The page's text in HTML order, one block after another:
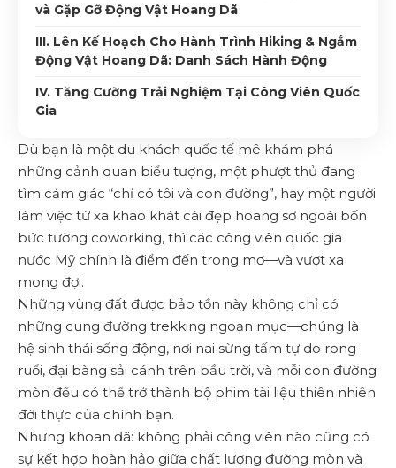
và Gặp Gỡ Động Vật Hoang Dã
III. Lên Kế Hoạch Cho Hành Trình Hiking & Ngắm
Động Vật Hoang Dã: Danh Sách Hành Động
IV. Tăng Cường Trải Nghiệm Tại Công Viên Quốc
Gia
Dù bạn là một du khách quốc tế mê khám phá
những cảnh quan biểu tượng, một phượt thủ đang
tìm cảm giác “chỉ có tôi và con đường”, hay một người
làm việc từ xa khao khát cái đẹp hoang sơ ngoài bốn
bức tường coworking, thì các công viên quốc gia
nước Mỹ chính là điểm đến trong mơ—và vượt xa
mong đợi.
Những vùng đất được bảo tồn này không chỉ có
những cung đường trekking ngoạn mục—chúng là
hệ sinh thái sống động, nơi nai sừng tấm tự do rong
ruổi, đại bàng sải cánh trên bầu trời, và mỗi con đường
mòn đều có thể trở thành bộ phim tài liệu thiên nhiên
đời thực của chính bạn.
Nhưng khoan đã: không phải công viên nào cũng có
sự kết hợp hoàn hảo giữa chất lượng đường mòn và